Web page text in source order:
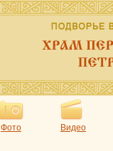
Фото Видео